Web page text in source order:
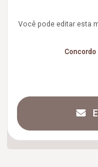
Você pode editar esta